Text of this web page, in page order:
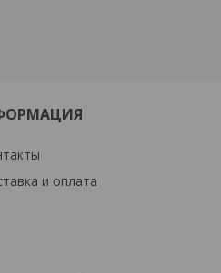
и оплата